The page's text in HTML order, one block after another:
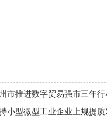
市推进数字贸易强市三年
小型微型工业企业上规提